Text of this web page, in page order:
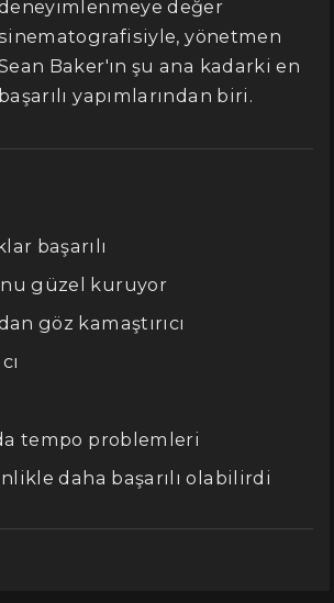
değer
yönetmen
Baker'ın şu ana kadarki en
başarılı yapımlarından biri.
başarılı
güzel kuruyor
göz kamaştırıcı
tempo problemleri
daha başarılı olabilirdi